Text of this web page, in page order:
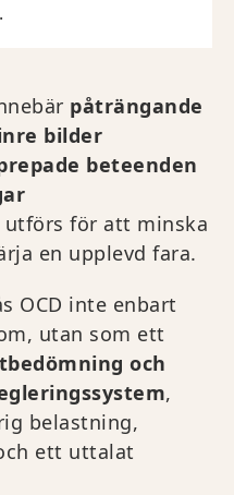
påträngande
bilder
beteenden
utförs för att minska
en upplevd fara.
OCD inte enbart
utan som ett
och
,
belastning,
ett uttalat